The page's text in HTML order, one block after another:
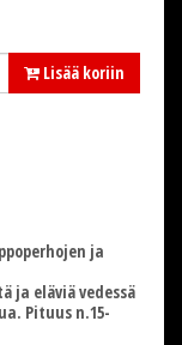
Lisää koriin
ja
ja eläviä vedessä
Pituus n.15-